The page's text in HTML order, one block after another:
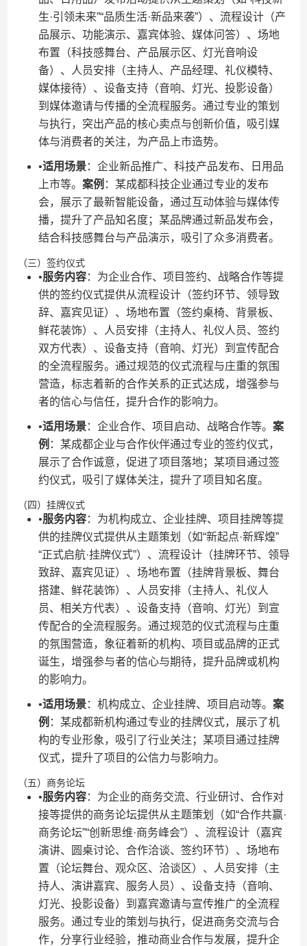
生·引领未来”“品质生活·新品来袭”）、流程设计（产
品展示、功能演示、嘉宾体验、媒体问答）、场地
布置（科技感舞台、产品展示区、灯光音响设
备）、人员安排（主持人、产品经理、礼仪模特、
媒体接待）、设备支持（音响、灯光、投影设备）
到媒体邀请与传播的全流程服务。通过专业的策划
与执行，突出产品的核心卖点与创新价值，吸引媒
体与消费者的关注，为产品上市造势。
•​​适用场景​​：企业新品推广、科技产品发布、日用品
上市等。​ ​案例​ ​：某成都科技企业通过专业的发布
会，展示了最新智能设备，通过互动体验与媒体传
播，提升了产品知名度；某品牌通过新品发布会，
结合科技感舞台与产品演示，吸引了众多消费者。
（三）签约仪式
•​​服务内容​​：为企业合作、项目签约、战略合作等提
供的签约仪式提供从流程设计（签约环节、领导致
辞、嘉宾见证）、场地布置（签约桌椅、背景板、
鲜花装饰）、人员安排（主持人、礼仪人员、签约
双方代表）、设备支持（音响、灯光）到宣传配合
的全流程服务。通过规范的仪式流程与庄重的氛围
营造，标志着新的合作关系的正式达成，增强参与
者的信心与信任，提升合作的影响力。
•​​适用场景​​：企业合作、项目启动、战略合作等。​ ​案
例​ ​：某成都企业与合作伙伴通过专业的签约仪式，
展示了合作诚意，促进了项目落地；某项目通过签
约仪式，吸引了媒体关注，提升了项目知名度。
（四）挂牌仪式
•​​服务内容​​：为机构成立、企业挂牌、项目挂牌等提
供的挂牌仪式提供从主题策划（如“新起点·新辉煌”
“正式启航·挂牌仪式”）、流程设计（挂牌环节、领导
致辞、嘉宾见证）、场地布置（挂牌背景板、舞台
搭建、鲜花装饰）、人员安排（主持人、礼仪人
员、相关方代表）、设备支持（音响、灯光）到宣
传配合的全流程服务。通过规范的仪式流程与庄重
的氛围营造，象征着新的机构、项目或品牌的正式
诞生，增强参与者的信心与期待，提升品牌或机构
的影响力。
•​​适用场景​​：机构成立、企业挂牌、项目启动等。​ ​案
例​ ​：某成都新机构通过专业的挂牌仪式，展示了机
构的专业形象，吸引了行业关注；某项目通过挂牌
仪式，提升了项目的公信力与影响力。
（五）商务论坛
•​​服务内容​​：为企业的商务交流、行业研讨、合作对
接等提供的商务论坛提供从主题策划（如“合作共赢·
商务论坛”“创新思维·商务峰会”）、流程设计（嘉宾
演讲、圆桌讨论、合作洽谈、签约环节）、场地布
置（论坛舞台、观众区、洽谈区）、人员安排（主
持人、演讲嘉宾、服务人员）、设备支持（音响、
灯光、投影设备）到嘉宾邀请与宣传推广的全流程
服务。通过专业的策划与执行，促进商务交流与合
作，分享行业经验，推动商业合作与发展，提升企